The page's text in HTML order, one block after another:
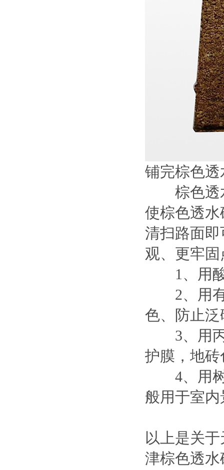
铺完棕色
棕色透水
使棕色透
清扫路面
观、更牢固
1、用酸
2、用有
色、防止
3、用丙
护膜，地
4、用树
般用于室
以上是关
津棕色透